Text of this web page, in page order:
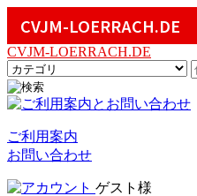
CVJM-LOERRACH.DE
CVJM-LOERRACH.DE
ご利用案内
お問い合わせ
ゲスト様